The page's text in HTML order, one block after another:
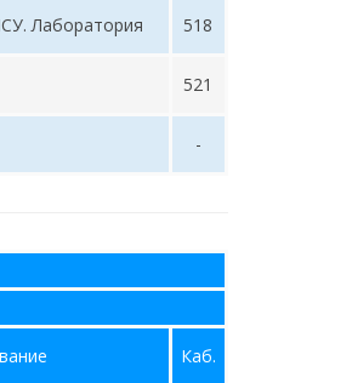
Лаборатория 518
521
-
Каб.